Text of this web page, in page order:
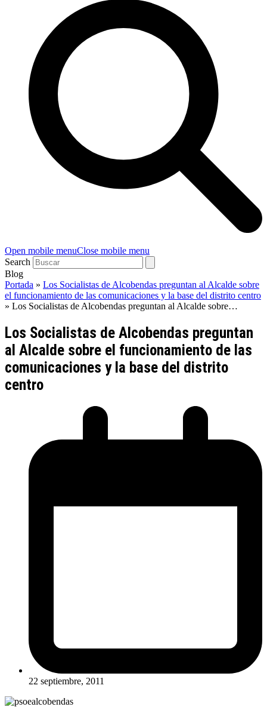
Open mobile menuClose mobile menu
Search
Blog
Portada » Los Socialistas de Alcobendas preguntan al Alcalde sobre
el funcionamiento de las comunicaciones y la base del distrito centro
» Los Socialistas de Alcobendas preguntan al Alcalde sobre…
Los Socialistas de Alcobendas preguntan
al Alcalde sobre el funcionamiento de las
comunicaciones y la base del distrito
centro
22 septiembre, 2011